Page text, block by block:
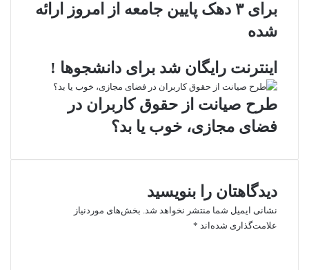
برای ۳ دهک پایین جامعه از امروز ارائه
شده
اینترنت رایگان شد برای دانشجوها !
طرح صیانت از حقوق کاربران در
فضای مجازی، خوب یا بد؟
دیدگاهتان را بنویسید
نشانی ایمیل شما منتشر نخواهد شد. بخش‌های موردنیاز
علامت‌گذاری شده‌اند *